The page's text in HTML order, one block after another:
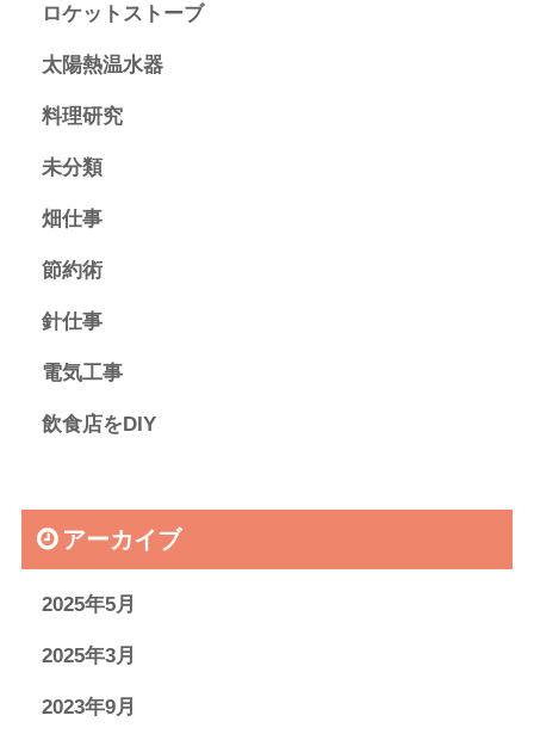
ロケットストーブ
太陽熱温水器
料理研究
未分類
畑仕事
節約術
針仕事
電気工事
飲食店をDIY
アーカイブ
2025年5月
2025年3月
2023年9月